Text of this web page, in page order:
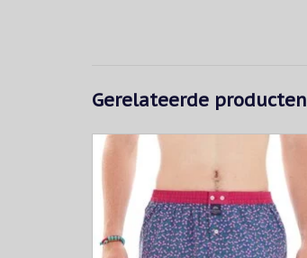
Gerelateerde producten
Roze kersenprint op een blauwe
achtergrond. De tailleband in roze.
TOEVOEGEN AAN WINKELWAGEN